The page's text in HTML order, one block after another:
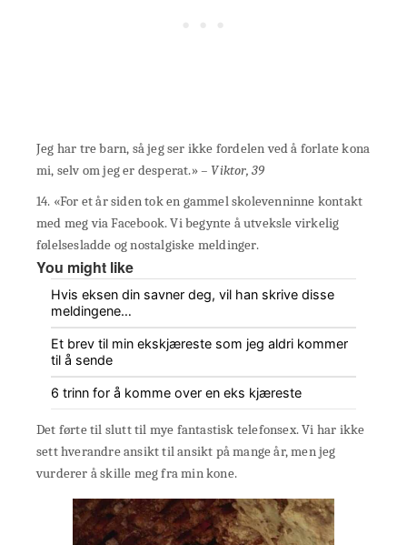
Jeg har tre barn, så jeg ser ikke fordelen ved å forlate kona
mi, selv om jeg er desperat.»– Viktor, 39
14. «For et år siden tok en gammel skolevenninne kontakt
med meg via Facebook. Vi begynte å utveksle virkelig
følelsesladde og nostalgiske meldinger.
You might like
Hvis eksen din savner deg, vil han skrive disse
meldingene…
Et brev til min ekskjæreste som jeg aldri kommer
til å sende
6 trinn for å komme over en eks kjæreste
Det førte til slutt til mye fantastisk telefonsex. Vi har ikke
sett hverandre ansikt til ansikt på mange år, men jeg
vurderer å skille meg fra min kone.